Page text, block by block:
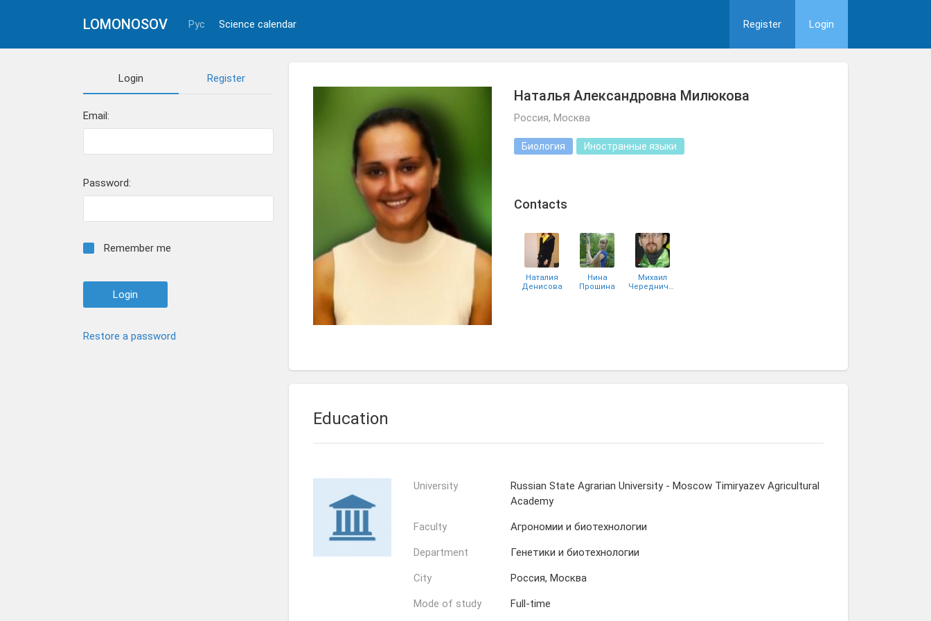
LOMONOSOV Рус Science calendar Register Login
Login Register
Email:
Password:
Remember me
Restore a password
Наталья Александровна Милюкова
Россия, Москва
Биология Иностранные языки
Сontacts
Наталия
Денисова
Нина
Прошина
Михаил
Чередниченко
Education
University
Russian State Agrarian University - Moscow Timiryazev Agricultural
Academy
Faculty Агрономии и биотехнологии
Department Генетики и биотехнологии
City Россия, Москва
Mode of study Full-time